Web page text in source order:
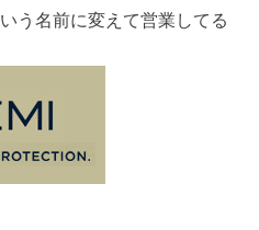
う名前に変えて営業してる